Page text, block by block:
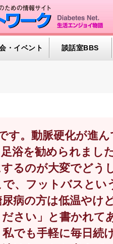
・イベント 談話室BBS
。動脈硬化が進ん
浴を勧められまし
るのが大変でどう
、フットバスとい
病の方は低温やけ
さい」と書かれて
でも手軽に毎日続